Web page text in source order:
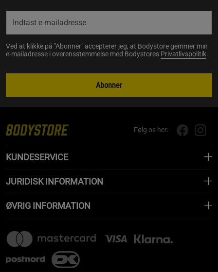
Ved at klikke på "Abonner" accepterer jeg, at Bodystore gemmer min
e-mailadresse i overensstemmelse med Bodystores Privatlivspolitik.
Abonner
Følg os her:
KUNDESERVICE
JURIDISK INFORMATION
ØVRIG INFORMATION